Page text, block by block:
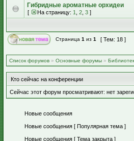
Гибридные ароматные орхидеи
[ На страницу: 1 2 3 ]
Страница 1 из 1 [ Тем: 18 ]
Список форумов » Основные форумы »
Кто сейчас на конференции
Сейчас этот форум просматривают: нет
Новые сообщения
Новые сообщения [ Популярная тема ]
Новые сообщения [ Тема закрыта ]